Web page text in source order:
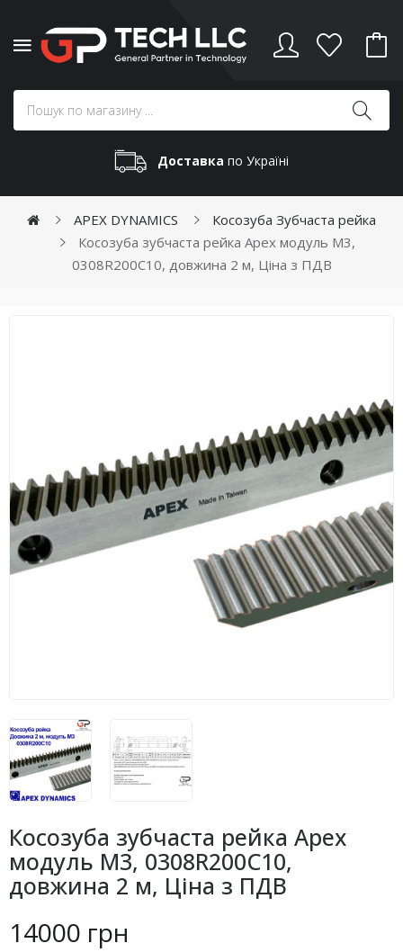
Доставка по Україні
APEX DYNAMICS
Косозуба Зубчаста рейка
Косозуба зубчаста рейка Apex модуль М3,
0308R200C10, довжина 2 м, Ціна з ПДВ
Косозуба зубчаста рейка Apex
модуль М3, 0308R200C10,
довжина 2 м, Ціна з ПДВ
14000 грн